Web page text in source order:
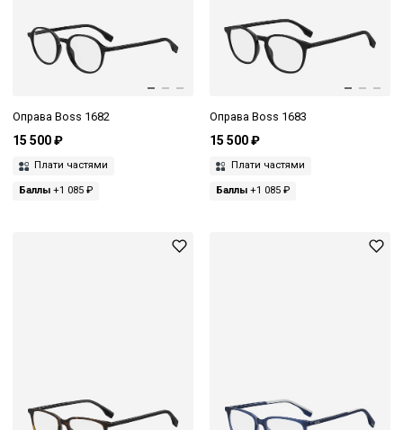
Оправа Boss 1682
15 500 ₽
Плати частями
Баллы +1 085 ₽
Оправа Boss 1683
15 500 ₽
Плати частями
Баллы+1 085 ₽